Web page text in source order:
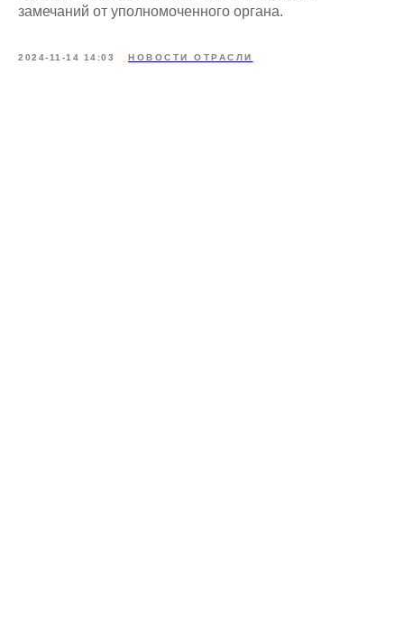
замечаний от уполномоченного органа.
2024-11-14 14:03 НОВОСТИ ОТРАСЛИ